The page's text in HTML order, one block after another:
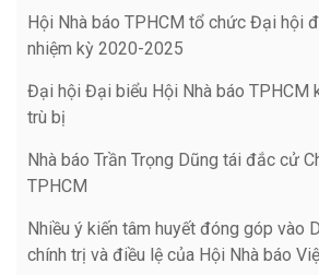
Hội Nhà báo TPHCM tổ chức Đại hội
nhiệm kỳ 2020-2025
Đại hội Đại biểu Hội Nhà báo TPHCM
trù bị
Nhà báo Trần Trọng Dũng tái đắc cử
TPHCM
Nhiều ý kiến tâm huyết đóng góp vào
chính trị và điều lệ của Hội Nhà báo